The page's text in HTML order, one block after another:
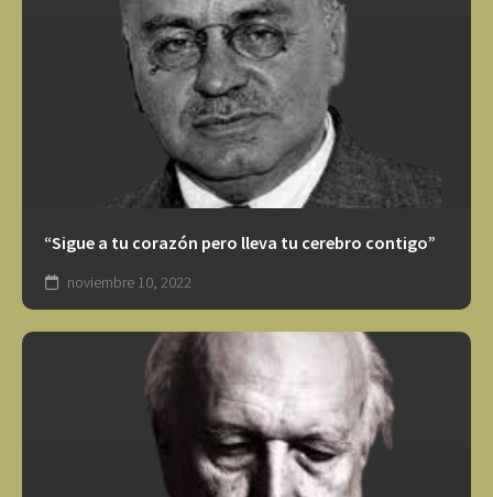
“Sigue a tu corazón pero lleva tu cerebro contigo”
noviembre 10, 2022